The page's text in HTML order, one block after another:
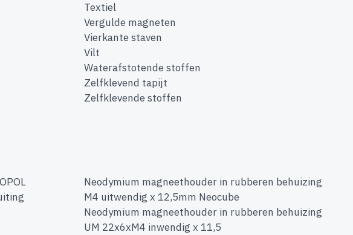
Textiel
Vergulde magneten
Vierkante staven
Vilt
Waterafstotende stoffen
Zelfklevend tapijt
Zelfklevende stoffen
Neodymium magneethouder in rubberen behuizing
M4 uitwendig x 12,5mm Neocube
Neodymium magneethouder in rubberen behuizing
UM 22x6xM4 inwendig x 11,5